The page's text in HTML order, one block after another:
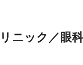
ニック／眼